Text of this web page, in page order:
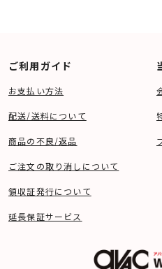
調整機能を採用しています。
○ スピーカー 6.5cm口径フルレンジスピ
○ スピーカーユニット 6.5cmコーン型フ
○ 再生周波数帯域 80Hz～25kHz（-
○ 許容入力（定格／最大） 12.5W/25W
○ 角度調整 通常時：-25°～30° 左右方
○ 天井・壁面取付時：0°～90° 左右方向
○ 質量（1本） 約2kg
○ 付属品 保護ネット×1個、落下防止ワ
○総合カタログ（PDF:5.8MB）
ご利用ガイド
お支払い方法
配送/送料について
商品の不良/返品
ご注文の取り消しについて
領収証発行について
延長保証サービス